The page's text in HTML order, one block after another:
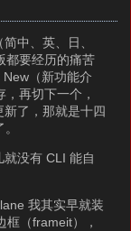
中、英、日、
都要经历的痛苦
（新功能介
再切下一个，
了，那就是十四
没有 CLI 能自
我其实早就装
（frameit），